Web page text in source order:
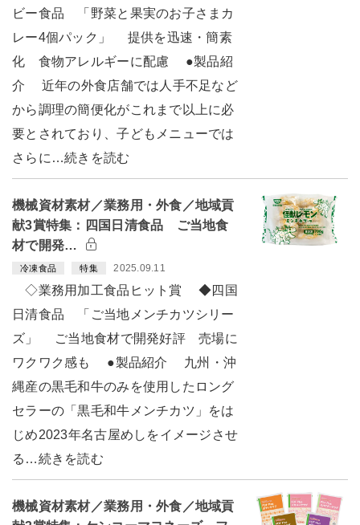
ビー食品 「野菜と果実のお子さまカ
レー4個パック」 提供を迅速・簡素
化 食物アレルギーに配慮 ●製品紹
介 近年の外食店舗では人手不足など
から調理の簡便化がこれまで以上に必
要とされており、子どもメニューでは
さらに…続きを読む
機械資材素材／業務用・外食／地域貢
献3賞特集：四国日清食品 ご当地食
材で開発…
冷凍食品 特集 2025.09.11
◇業務用加工食品ヒット賞 ◆四国
日清食品 「ご当地メンチカツシリー
ズ」 ご当地食材で開発好評 売場に
ワクワク感も ●製品紹介 九州・沖
縄産の黒毛和牛のみを使用したロング
セラーの「黒毛和牛メンチカツ」をは
じめ2023年名古屋めしをイメージさせ
る…続きを読む
機械資材素材／業務用・外食／地域貢